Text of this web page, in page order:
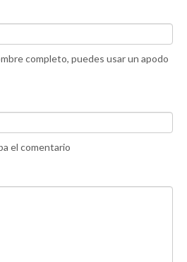
completo, puedes usar un apodo
el comentario